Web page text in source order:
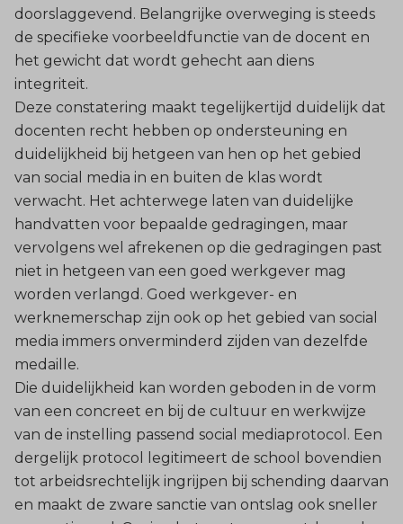
doorslaggevend. Belangrijke overweging is steeds
de specifieke voorbeeldfunctie van de docent en
het gewicht dat wordt gehecht aan diens
integriteit.
Deze constatering maakt tegelijkertijd duidelijk dat
docenten recht hebben op ondersteuning en
duidelijkheid bij hetgeen van hen op het gebied
van social media in en buiten de klas wordt
verwacht. Het achterwege laten van duidelijke
handvatten voor bepaalde gedragingen, maar
vervolgens wel afrekenen op die gedragingen past
niet in hetgeen van een goed werkgever mag
worden verlangd. Goed werkgever- en
werknemerschap zijn ook op het gebied van social
media immers onverminderd zijden van dezelfde
medaille.
Die duidelijkheid kan worden geboden in de vorm
van een concreet en bij de cultuur en werkwijze
van de instelling passend social mediaprotocol. Een
dergelijk protocol legitimeert de school bovendien
tot arbeidsrechtelijk ingrijpen bij schending daarvan
en maakt de zware sanctie van ontslag ook sneller